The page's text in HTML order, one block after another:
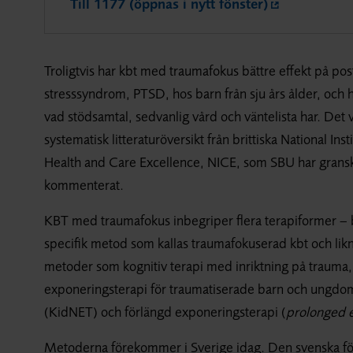
Troligtvis har kbt med traumafokus bättre effekt på
stresssyndrom, PTSD, hos barn från sju års ålder, och
vad stödsamtal, sedvanlig vård och väntelista har. Det
systematisk litteraturöversikt från brittiska National
Health and Care Excellence, NICE, som SBU har
kommenterat.
KBT med traumafokus inbegriper flera terapiformer –
specifik metod som kallas traumafokuserad kbt och
metoder som kognitiv terapi med inriktning på
exponeringsterapi för traumatiserade barn och
(KidNET) och förlängd exponeringsterapi (prolonged
Metoderna förekommer i Sverige idag. Den svenska